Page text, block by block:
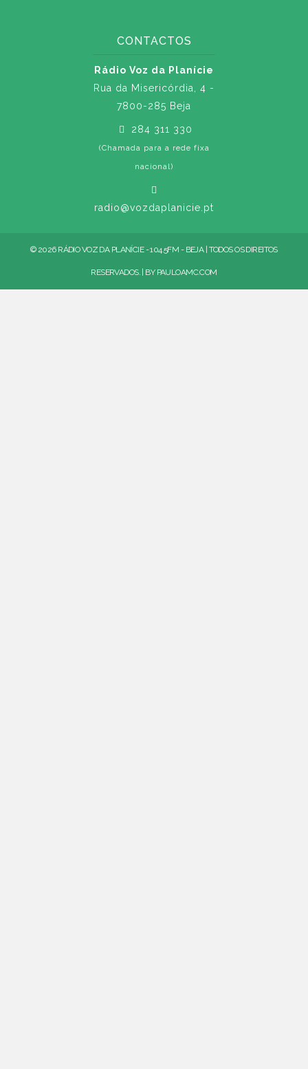
CONTACTOS
Rádio Voz da Planície
Rua da Misericórdia, 4 -
7800-285 Beja
284 311 330
(Chamada para a rede fixa
nacional)
radio@vozdaplanicie.pt
© 2026 RÁDIO VOZ DA PLANÍCIE - 104.5FM - BEJA | TODOS OS DIREITOS
RESERVADOS. | BY PAULOAMC.COM